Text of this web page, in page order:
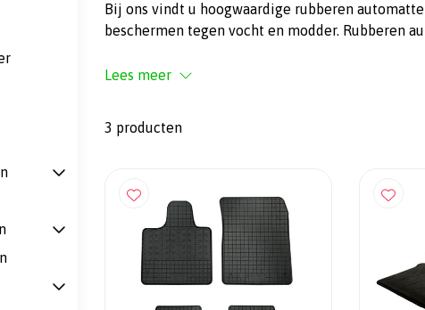
Bij ons vindt u hoogwaardige rubberen
beschermen tegen vocht en modder. Rubberen
Lees meer
3 producten